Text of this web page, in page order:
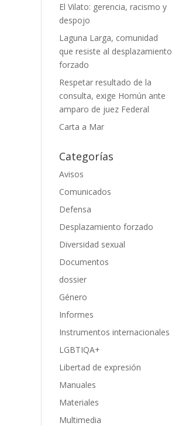
El Vilato: gerencia, racismo y
despojo
Laguna Larga, comunidad
que resiste al desplazamiento
forzado
Respetar resultado de la
consulta, exige Homún ante
amparo de juez Federal
Carta a Mar
Categorías
Avisos
Comunicados
Defensa
Desplazamiento forzado
Diversidad sexual
Documentos
dossier
Género
Informes
Instrumentos internacionales
LGBTIQA+
Libertad de expresión
Manuales
Materiales
Multimedia